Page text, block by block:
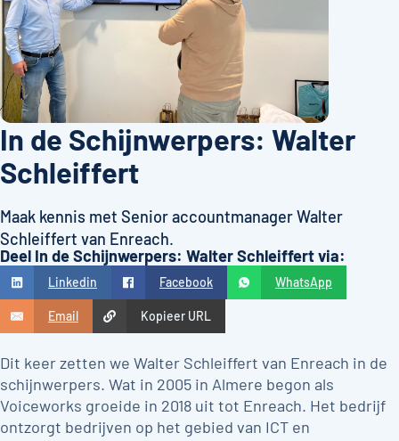
In de Schijnwerpers: Walter
Schleiffert
Maak kennis met Senior accountmanager Walter
Schleiffert van Enreach.
Deel In de Schijnwerpers: Walter Schleiffert via:
Linkedin Facebook WhatsApp
Email Kopieer URL
Dit keer zetten we Walter Schleiffert van Enreach in de
schijnwerpers. Wat in 2005 in Almere begon als
Voiceworks groeide in 2018 uit tot Enreach. Het bedrijf
ontzorgt bedrijven op het gebied van ICT en